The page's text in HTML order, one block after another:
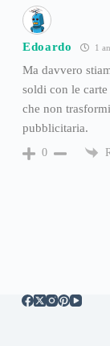
Edoardo 1
Ma davvero
soldi con le
che non
pubblicitaria.
0